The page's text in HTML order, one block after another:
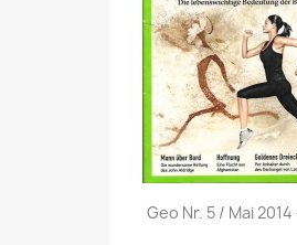
 Vorschau
Geo Nr. 5 / Mai 2014